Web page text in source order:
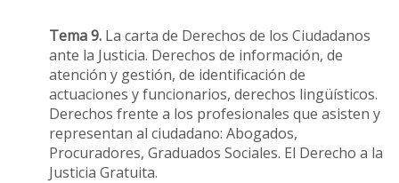
Tema 9. La carta de Derechos de los Ciudadanos
ante la Justicia. Derechos de información, de
atención y gestión, de identificación de
actuaciones y funcionarios, derechos lingüísticos.
Derechos frente a los profesionales que asisten y
representan al ciudadano: Abogados,
Procuradores, Graduados Sociales. El Derecho a la
Justicia Gratuita.